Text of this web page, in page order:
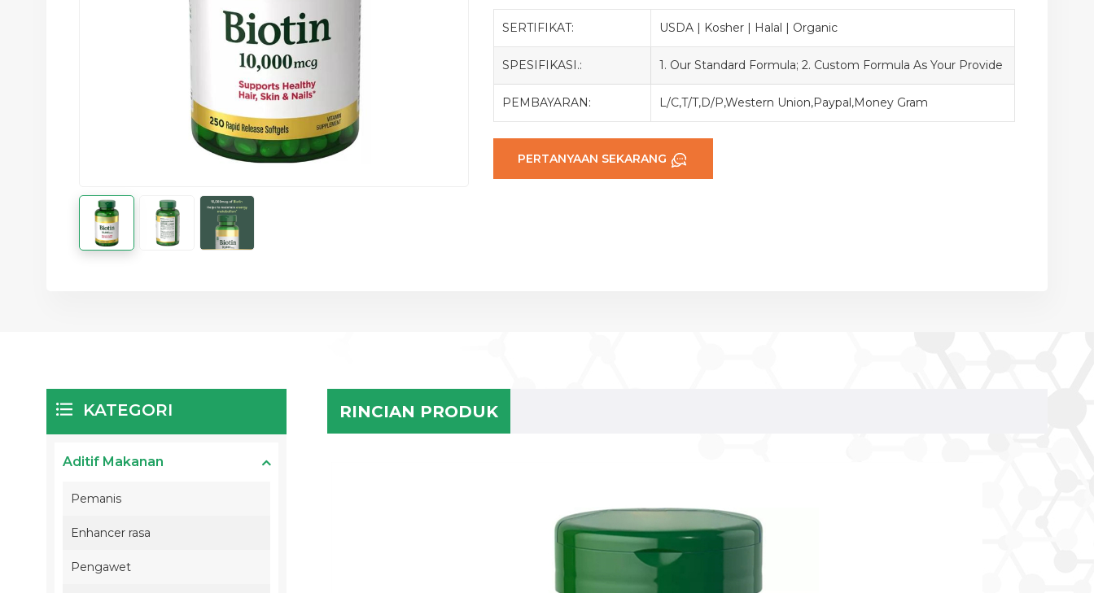
SERTIFIKAT: USDA | Kosher | Halal | Organic
SPESIFIKASI.: 1. Our Standard Formula; 2. Custom Formula As Your Provide
PEMBAYARAN: L/C,T/T,D/P,Western Union,Paypal,Money Gram
PERTANYAAN SEKARANG
RINCIAN PRODUK
KATEGORI
Aditif Makanan
Pemanis
Enhancer rasa
Pengawet